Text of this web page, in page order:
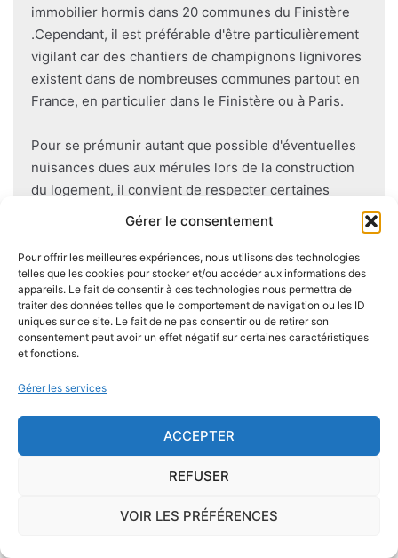
Gérer le consentement
Pour offrir les meilleures expériences, nous utilisons des technologies
telles que les cookies pour stocker et/ou accéder aux informations des
appareils. Le fait de consentir à ces technologies nous permettra de
traiter des données telles que le comportement de navigation ou les ID
uniques sur ce site. Le fait de ne pas consentir ou de retirer son
consentement peut avoir un effet négatif sur certaines caractéristiques
et fonctions.
Gérer les services
ACCEPTER
REFUSER
VOIR LES PRÉFÉRENCES
immobilier hormis dans 20 communes du Finistère
.Cependant, il est préférable d'être particulièrement
vigilant car des chantiers de champignons lignivores
existent dans de nombreuses communes partout en
France, en particulier dans le Finistère ou à Paris.
Pour se prémunir autant que possible d'éventuelles
nuisances dues aux mérules lors de la construction
du logement, il convient de respecter certaines
règles comme l'utilisation des bois secs, le fait
le bois et le sol, de s'assurer de l'étanchéité des
façades et toitures, de prévoir des aérations en
sous-sol.
Je demande le descriptif des
risques pour ma ville
Le risque Radon